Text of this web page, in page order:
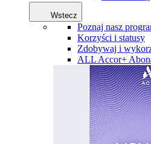
Wstecz
Poznaj nasz
Korzyści i statusy
Zdobywaj i
ALL Accor+